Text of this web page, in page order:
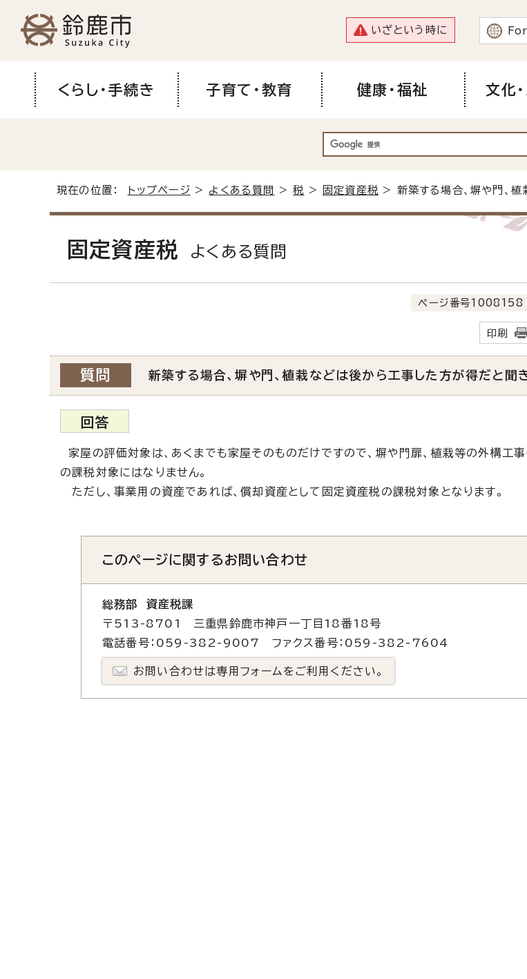
いざという時に
くらし・手続き 子育て・教育 健康・福祉 文化
現在の位置： トップページ > よくある質問 >税 > 固定資産税 > 新築する場合、塀や門、
固定資産税 よくある質問
ページ番号1008158
印刷
質問 新築する場合、塀や門、植栽などは後から工事した方が得だと聞
回答
家屋の評価対象は、あくまでも家屋そのものだけですので、塀や門扉、植栽等の外構工
の課税対象にはなりません。
ただし、事業用の資産であれば、償却資産として固定資産税の課税対象となります。
このページに関するお問い合わせ
総務部 資産税課
〒513-8701 三重県鈴鹿市神戸一丁目18番18号
電話番号：059-382-9007 ファクス番号：059-382-7604
お問い合わせは専用フォームをご利用ください。